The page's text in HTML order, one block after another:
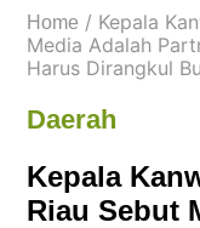
Kanal
Berita
Hukum
&
Peristiwa
Home / Kepala
Media Adalah
Harus Dirangkul
Daerah
Kepala
Riau Sebut